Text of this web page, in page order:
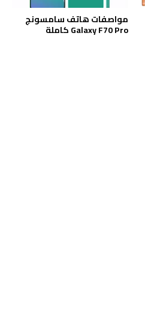
مواصفات هاتف سامسونج
Galaxy F70 Pro كاملة